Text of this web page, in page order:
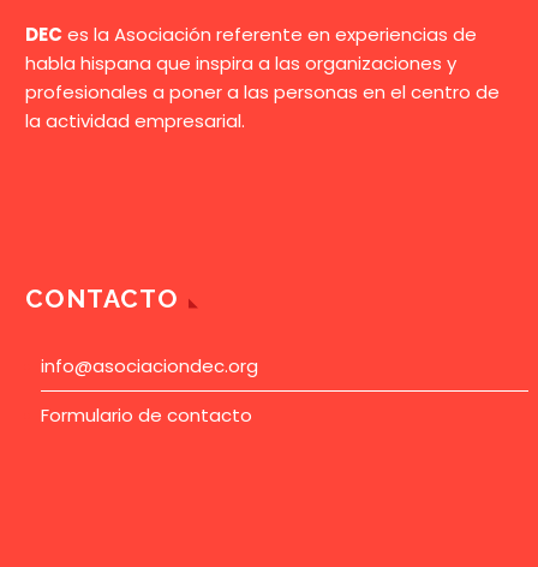
DEC es la Asociación referente en experiencias de
habla hispana que inspira a las organizaciones y
profesionales a poner a las personas en el centro de
la actividad empresarial.
CONTACTO
info@asociaciondec.org
Formulario de contacto